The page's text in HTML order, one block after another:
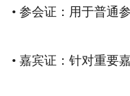
• 参会证：用于普通
• 嘉宾证：针对重要